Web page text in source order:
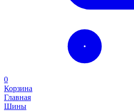
0
Корзина
Главная
Шины